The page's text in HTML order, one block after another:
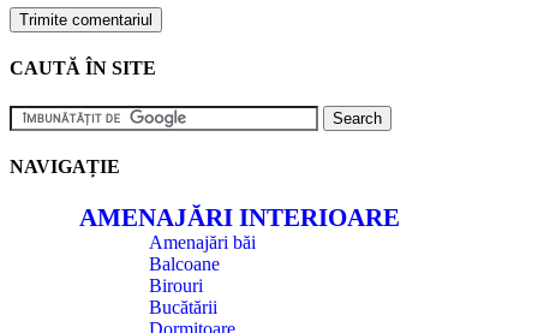
CAUTĂ ÎN SITE
NAVIGAȚIE
AMENAJĂRI INTERIOARE
Amenajări băi
Balcoane
Birouri
Bucătării